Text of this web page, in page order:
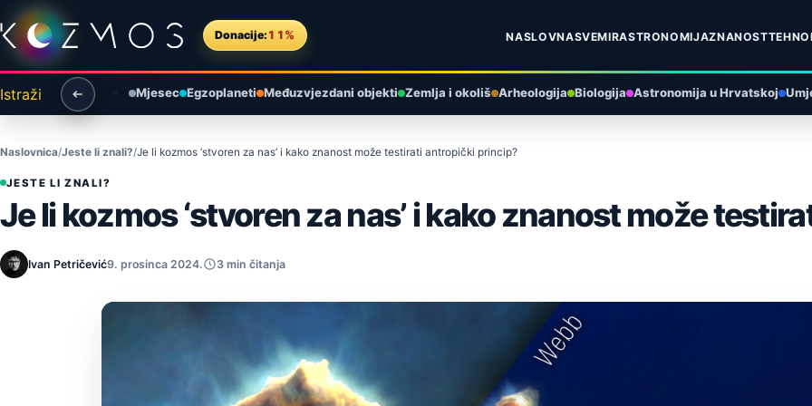
Preskoči na sadržaj
Donacije: 11% NASLOVNASVEMIRASTRONOMIJAZNANOST
Istraži Mjesec Egzoplaneti Međuzvjezdani objekti Zemlja i okoliš Arheologija Biologija Astronomija u Hrvatskoj
Naslovnica Jeste li znali? Je li kozmos ‘stvoren za nas’ i kako znanost može testirati antropički princip?
JESTE LI ZNALI?
Je li kozmos ‘stvoren za nas’ i kako znanost može
Ivan Petričević9. prosinca 2024. 3 min čitanja